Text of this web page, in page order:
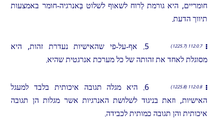
חומריים, היא גורמת לַרוח לשאוף לשלוט בְּאנרגיה-חומר באמצעות
תיווך הדעת.
112:0.7 (1225.7)
5. אף-על-פי שהאישיות נעדרת זהות, היא
מסוגלת לאחד את זהותה של כל מערכת אנרגטית שהיא.
112:0.8 (1225.8)
6. היא מגלה תגובה איכותית בלבד למעגל
האישיות, וזאת בניגוד לשלושת האנרגיות אשר מגלות הן תגובה
איכותית והן תגובה כמותית לכבידה.